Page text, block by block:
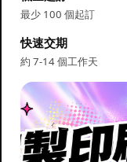
最少 100 個起訂
快速交期
約 7-14 個工作天